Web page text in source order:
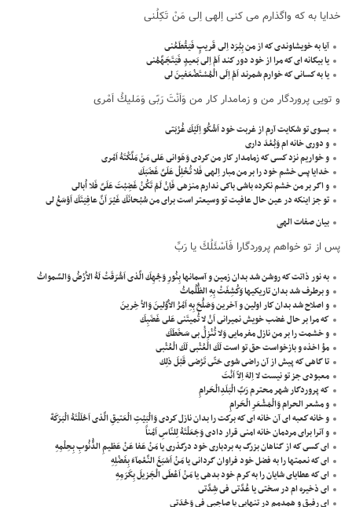
خدايا به كه واگذارم مى كنى اِلهى اِلى مَنْ تَكِلُنى
آيا به خويشاوندى كه از من بِبُرَد اِلى قَريبٍ فَيَقْطَعُنى
يا بيگانه اى كه مرا از خود دور كند اَمْ اِلى بَعيدٍ فَيَتَجَهَّمُنى
يا به كسانى كه خوارم شمرند اَمْ اِلَى الْمُسْتَضْعَفينَ لى
و تويى پروردگار من و زمامدار كار من وَاَنْتَ رَبّى وَمَليكُ اَمْرى
بسوى تو شكايت آرم از غربت خود اَشْكُو اِلَيْكَ غُرْبَتى
و دورى خانه ام وَبُعْدَ دارى
و خواريم نزد كسى كه زمامدار كار من كردى وَهَوانى عَلى مَنْ مَلَّكْتَهُ اَمْرى
خدايا پس خشم خود را بر من مبار اِلهى فَلا تُحْلِلْ عَلَىَّ غَضَبَكَ
و اگر بر من خشم نكرده باشى باكى ندارم منزهى فَاِنْ لَمْ تَكُنْ غَضِبْتَ عَلَىَّ فَلا اُبالى
تو جز اينكه در عين حال عافيت تو وسيعتر است براى من سُبْحانَكَ غَيْرَ اَنَّ عافِيَتَكَ اَوْسَعُ لى
بیان صفات الهی
پس از تو خواهم پروردگارا فَاَسْئَلُكَ يا رَبِّ
به نور ذاتت كه روشن شد بدان زمين و آسمانها بِنُورِ وَجْهِكَ الَّذى اَشْرَقَتْ لَهُ الاَْرْضُ وَالسَّمواتُ
و برطرف شد بدان تاريكيها وَكُشِفَتْ بِهِ الظُّلُماتُ
و اصلاح شد بدان كار اولين و آخرين وَصَلَُحَ بِهِ اَمْرُ الاَْوَّلينَ وَالاْ خِرينَ
كه مرا بر حال غضب خويش نميرانى اَنْ لا تُميتَنى عَلى غَضَبِكَ
و خشمت را بر من نازل مفرمايى وَلا تُنْزِلَْ بى سَخَطَكَ
مؤ اخذه و بازخواست حق تو است لَكَ الْعُتْبى لَكَ الْعُتْبى
تا گاهى كه پيش از آن راضى شوى حَتّى تَرْضى قَبْلَ ذلِك
معبودى جز تو نيست لا اِلهَ اِلاّ اَنْتَ
كه پروردگار شهر محترم رَبَّ الْبَلَدِالْحَرامِ
و مشعر الحرام وَالْمَشْعَرِ الْحَرامِ
و خانه كعبه اى آن خانه اى كه بركت را بدان نازل كردى وَالْبَيْتِ الْعَتيقِ الَّذى اَحْلَلْتَهُ الْبَرَكَةَ
و آنرا براى مردمان خانه امنى قرار دادى وَجَعَلْتَهُ لِلنّاسِ اَمْناً
اى كسى كه از گناهان بزرگ به بردبارى خود درگذرى يا مَنْ عَفا عَنْ عَظيمِ الذُّنُوبِ بِحِلْمِهِ
اى كه نعمتها را به فضل خود فراوان گردانى يا مَنْ اَسْبَغَ النَّعْمآءَ بِفَضْلِهِ
اى كه عطاياى شايان را به كرم خود بدهى يا مَنْ اَعْطَى الْجَزيلَ بِكَرَمِهِ
اى ذخيره ام در سختى يا عُدَّتى فى شِدَّتى
اى رفيق و همدمم در تنهايى يا صاحِبى فى وَحْدَتى